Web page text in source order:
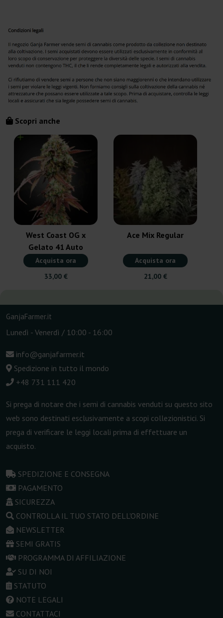
Scopri anche
West Coast OG x
Gelato 41 Auto
Acquista ora
33,00 €
Ace Mix Regular
Acquista ora
21,00 €
GanjaFarmer.it
Lunedì - Venerdì / 10:00 - 16:00
info@ganjafarmer.it
Spedizione in tutto il mondo
+48 731 111 420
Si prega di notare che i semi di cannabis venduti su questo sito
web sono destinati esclusivamente a scopi collezionistici. Si
prega di verificare le leggi locali prima di effettuare un
acquisto.
SPEDIZIONE E CONSEGNA
PAGAMENTO
SICUREZZA
CONTROLLA IL TUO STATO DELL'ORDINE
NEWSLETTER
SEMI GRATIS
PROGRAMMA DI AFFILIAZIONE
SU DI NOI
STATUTO
NOTE LEGALI
CONTATTACI